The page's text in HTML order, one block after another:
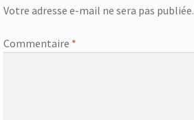
Votre adresse e-mail ne sera pas publiée.
Commentaire *